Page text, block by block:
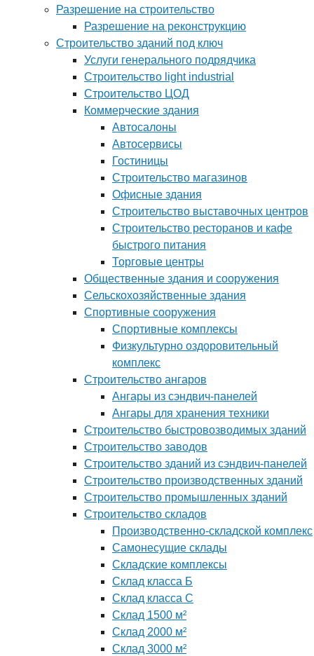
Разрешение на строительство
Разрешение на реконструкцию
Строительство зданий под ключ
Услуги генерального подрядчика
Строительство light industrial
Строительство ЦОД
Коммерческие здания
Автосалоны
Автосервисы
Гостиницы
Строительство магазинов
Офисные здания
Строительство выставочных центров
Строительство ресторанов и кафе
быстрого питания
Торговые центры
Общественные здания и сооружения
Сельскохозяйственные здания
Спортивные сооружения
Спортивные комплексы
Физкультурно оздоровительный
комплекс
Строительство ангаров
Ангары из сэндвич-панелей
Ангары для хранения техники
Строительство быстровозводимых зданий
Строительство заводов
Строительство зданий из сэндвич-панелей
Строительство производственных зданий
Строительство промышленных зданий
Строительство складов
Производственно-складской комплекс
Самонесущие склады
Складские комплексы
Склад класса Б
Склад класса С
Склад 1500 м²
Склад 2000 м²
Склад 3000 м²